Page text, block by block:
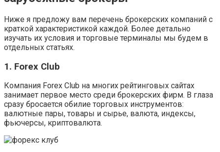
Ниже я предложу вам перечень брокерских компаний с
краткой характеристикой каждой. Более детально
изучать их условия и торговые терминалы мы будем в
отдельных статьях.
1. Forex Club
Компания Forex Club на многих рейтинговых сайтах
занимает первое место среди брокерских фирм. В глаза
сразу бросается обилие торговых инструментов:
валютные пары, товары и сырье, валюта, индексы,
фьючерсы, криптовалюта.